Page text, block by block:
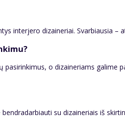
interjero dizaineriai. Svarbiausia
pasirinkimus, o dizaineriams
su dizaineriais iš